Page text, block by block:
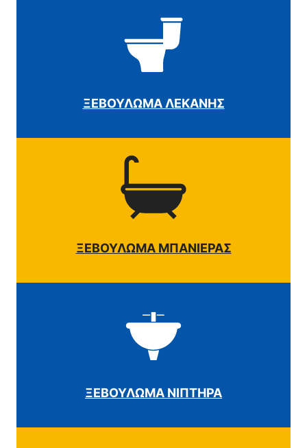
ΞΕΒΟΥΛΩΜΑ ΛΕΚΑΝΗΣ
ΞΕΒΟΥΛΩΜΑ ΜΠΑΝΙΕΡΑΣ
ΞΕΒΟΥΛΩΜΑ ΝΙΠΤΗΡΑ